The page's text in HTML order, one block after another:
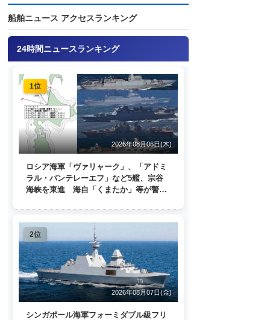
船舶ニュース アクセスランキング
24時間ニュースランキング
1位
2026年08月06日(木)
ロシア海軍「ヴァリャーク」、「アドミ
ラル・パンテレーエフ」など5艦、宗谷
海峡を東進 海自「くまたか」等が警戒
2位
2026年08月07日(金)
シンガポール海軍フォーミダブル級フリ